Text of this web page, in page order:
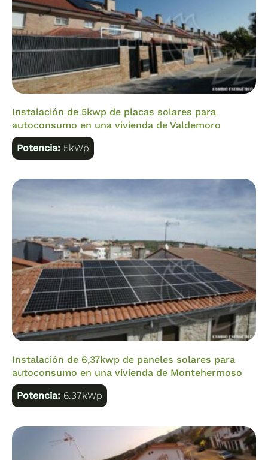
Instalación de 5kwp de placas solares para
autoconsumo en una vivienda de Valdemoro
Potencia: 5kWp
Instalación de 6,37kwp de paneles solares para
autoconsumo en una vivienda de Montehermoso
Potencia: 6.37kWp